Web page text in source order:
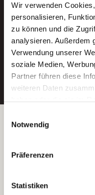
Wir verwenden
personalisieren,
zu können und die
analysieren. Außerdem
Verwendung unserer
soziale Medien,
Partner führen diese
weiteren Daten
Wenn Sie auf „Cookies
Sie der Speicherung
Ihre Einwilligung
indem Sie die Cookie-
unserer
Notwendig
Präferenzen
Statistiken
Neue
Ein
E-Mail-
Betreiber der Webseite
Kantstraße 45a
(Ein Tochterunternehmen
e.V.)